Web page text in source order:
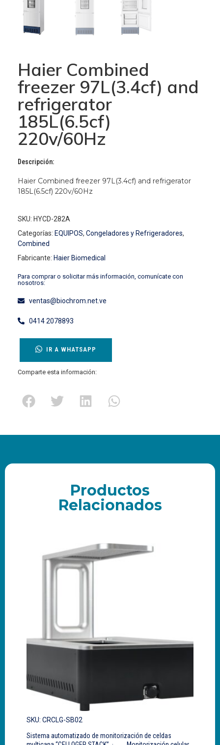
Haier Combined
freezer 97L(3.4cf) and
refrigerator
185L(6.5cf)
220v/60Hz
Descripción:
Haier Combined freezer 97L(3.4cf) and refrigerator
185L(6.5cf) 220v/60Hz
SKU: HYCD-282A
Categorías: EQUIPOS, Congeladores y Refrigeradores,
Combined
Fabricante: Haier Biomedical
Para comprar o solicitar más información, comunícate con
nosotros:
ventas@biochrom.net.ve
0414 2078893
IR A WHATSAPP
Comparte esta información:
Productos
Relacionados
SKU: CRCLG-SB02
Sistema automatizado de monitorización de celdas